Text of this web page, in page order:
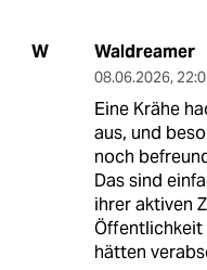
W Waldreamer
08.06.2026,
Eine Krähe
aus, und
noch
Das sind
ihrer aktiven
Öffentlichkeit
hätten